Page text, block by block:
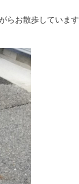
らお散歩しています